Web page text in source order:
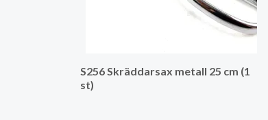
S256 Skräddarsax metall 25 cm (1
st)